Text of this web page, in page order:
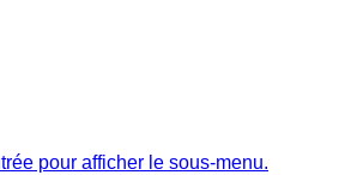
pour afficher le sous-menu.